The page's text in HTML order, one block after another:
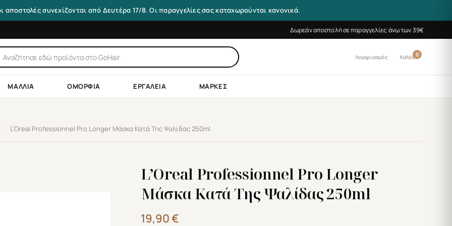
αποστολές συνεχίζονται από Δευτέρα 17/8. Οι παραγγελίες σας καταχωρούνται κανονικά.
Δωρεάν αποστολή σε παραγγελίες άνω των 39€
Λογαριασμός 0
Καλάθι
ΜΑΛΛΙΆ ΟΜΟΡΦΙΆ ΕΡΓΑΛΕΊΑ ΜΆΡΚΕΣ
L’Oreal Professionnel Pro Longer Μάσκα Κατά Της Ψαλίδας 250ml
L’Oreal Professionnel Pro Longer
Μάσκα Κατά Της Ψαλίδας 250ml
19,90€